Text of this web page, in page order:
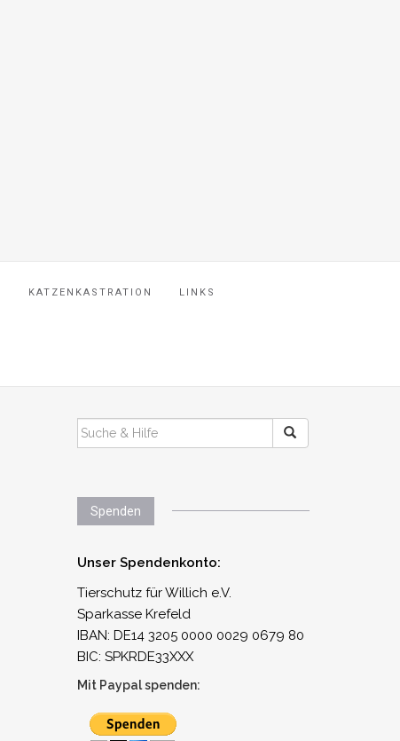
KATZENKASTRATION LINKS
SUCHEN
NACH:
Spenden
Unser Spendenkonto:
Tierschutz für Willich e.V.
Sparkasse Krefeld
IBAN: DE14 3205 0000 0029 0679 80
BIC: SPKRDE33XXX
Mit Paypal spenden: